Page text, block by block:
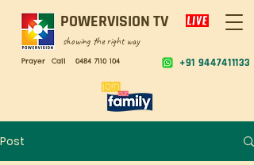
POWERVISION TV
showing the right way
+91 9447411133
Prayer Call 0484 7110 104
Post